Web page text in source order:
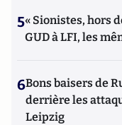
5« Sionistes, hors
GUD à LFI, les
6Bons baisers de
derrière les
Leipzig